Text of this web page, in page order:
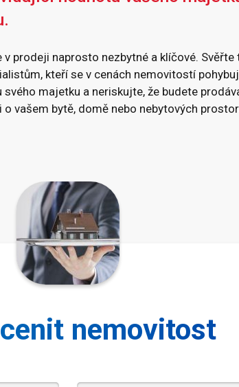
prodeji naprosto nezbytné a klíčové. Svěřte
kteří se v cenách nemovitostí
majetku a neriskujte, že budete
vašem bytě, domě nebo nebytových
nemovitost